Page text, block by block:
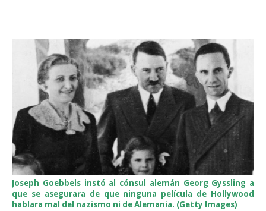
Joseph Goebbels instó al cónsul alemán Georg Gyssling a
que se asegurara de que ninguna película de Hollywood
hablara mal del nazismo ni de Alemania. (Getty Images)